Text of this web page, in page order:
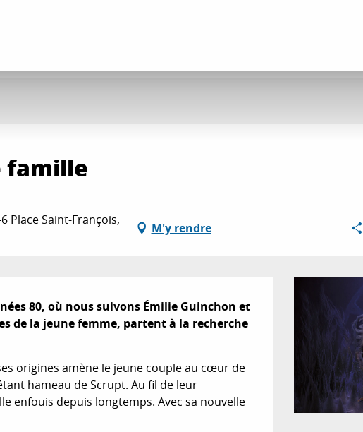
famille
Place Saint-François,
M'y rendre
80, où nous suivons Émilie Guinchon et
de la jeune femme, partent à la recherche
origines amène le jeune couple au cœur de
hameau de Scrupt. Au fil de leur
enfouis depuis longtemps. Avec sa nouvelle